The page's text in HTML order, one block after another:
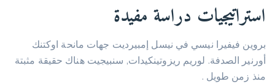
استراتيجيات دراسة مفيدة
بروين فيفيرا نيسي في نيسل إمبيرديت جهات مانحة اوكتنك
أورنير الصدفة. لوريم ريزوتينكيدات, سنبيجيت هناك حقيقة مثبتة
منذ زمن طويل .